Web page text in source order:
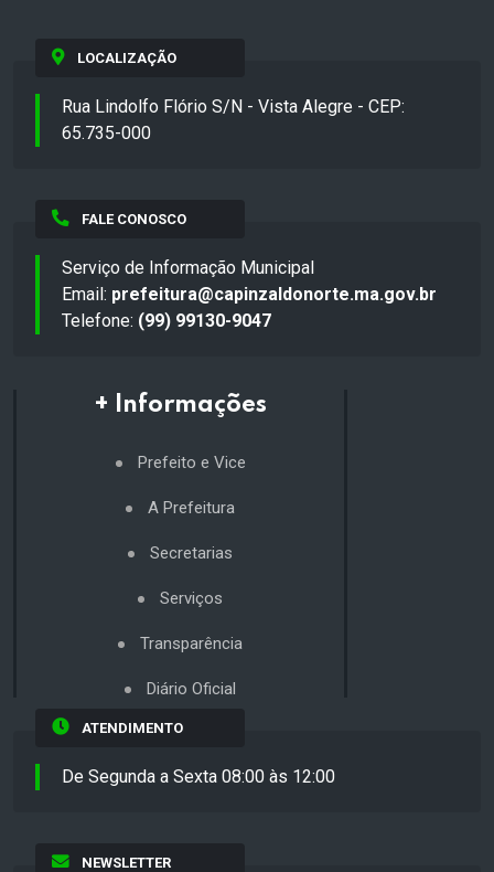
LOCALIZAÇÃO
Rua Lindolfo Flório S/N - Vista Alegre - CEP:
65.735-000
FALE CONOSCO
Serviço de Informação Municipal
Email: prefeitura@capinzaldonorte.ma.gov.br
Telefone: (99) 99130-9047
+ Informações
Prefeito e Vice
A Prefeitura
Secretarias
Serviços
Transparência
Diário Oficial
ATENDIMENTO
De Segunda a Sexta 08:00 às 12:00
NEWSLETTER